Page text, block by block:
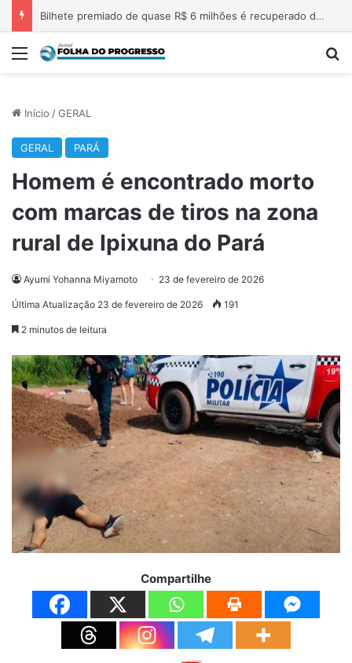
Agosto Vermelho alerta: Brasil registra quase dois acidentes elétricos por dia
Menu
Início /GERAL
GERAL PARÁ
Homem é encontrado morto
com marcas de tiros na zona
rural de Ipixuna do Pará
Ayumi Yohanna Miyamoto 23 de fevereiro de 2026
Última Atualização 23 de fevereiro de 2026 191
2 minutos de leitura
Compartilhe